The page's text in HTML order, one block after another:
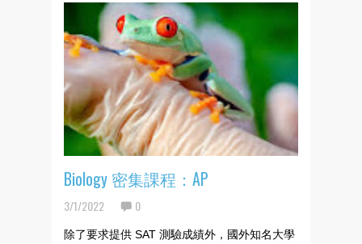
Biology 密集課程：AP
3/1/2022 0
除了要求提供 SAT 測驗成績外，國外知名大學